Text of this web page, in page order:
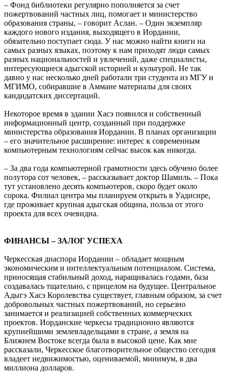
– Фонд библиотеки регулярно пополняется за счет
пожертвований частных лиц, помогает и министерство
образования страны, – говорит Аслан. – Один экземпляр
каждого нового издания, выходящего в Иордании,
обязательно поступает сюда. У нас можно найти книги на
самых разных языках, поэтому к нам приходят люди самых
разных национальностей и увлечений, даже специалисты,
интересующиеся адыгской историей и культурой. Не так
давно у нас несколько дней работали три студента из МГУ и
МГИМО, собиравшие в Аммане материалы для своих
кандидатских диссертаций.
Некоторое время в здании Хасэ появился и собственный
информационный центр, созданный при поддержке
министерства образования Иордании. В планах организации
– его значительное расширение: интерес к современным
компьютерным технологиям сейчас высок как никогда.
– За два года компьютерной грамотности здесь обучено более
полутора сот человек, – рассказывает доктор Шамиль. – Пока
тут установлено десять компьютеров, скоро будет около
сорока. Филиал центра мы планируем открыть в Уадисире,
где проживает крупная адыгская община, польза от этого
проекта для всех очевидна.
ФИНАНСЫ – ЗАЛОГ УСПЕХА
Черкесская диаспора Иордании – обладает мощным
экономическим и интеллектуальным потенциалом. Система,
приносящая стабильный доход, наращивалась годами, база
создавалась тщательно, с прицелом на будущее. Центральное
Адыгэ Хасэ Королевства существует, главным образом, за счет
добровольных частных пожертвований, но серьезно
занимается и реализацией собственных коммерческих
проектов. Иорданские черкесы традиционно являются
крупнейшими землевладельцами в стране, а земля на
Ближнем Востоке всегда была в высокой цене. Как мне
рассказали, Черкесское благотворительное общество сегодня
владеет недвижимостью, оцениваемой, минимум, в два
миллиона долларов.